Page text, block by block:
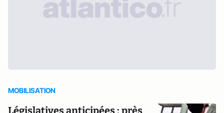
MOBILISATION
Législatives anticipées : près